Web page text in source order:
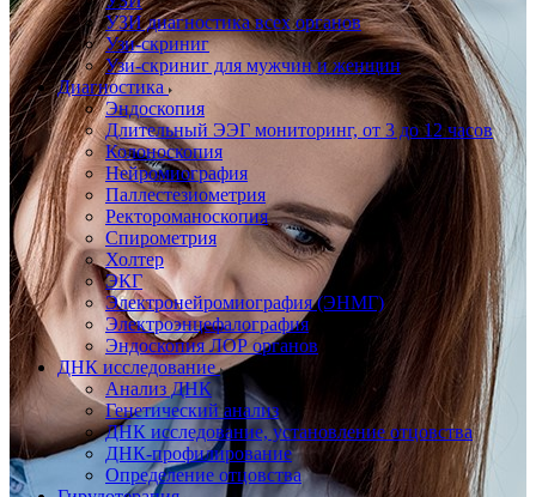
УЗИ диагностика всех органов
Узи-скриниг
Узи-скриниг для мужчин и женщин
Диагностика
Эндоскопия
Длительный ЭЭГ мониторинг, от 3 до 12 часов
Колоноскопия
Нейромиография
Паллестезиометрия
Ректороманоскопия
Спирометрия
Холтер
ЭКГ
Электронейромиография (ЭНМГ)
Электроэнцефалография
Эндоскопия ЛОР органов
ДНК исследование
Анализ ДНК
Генетический анализ
ДНК исследование, установление отцовства
ДНК-профилирование
Определение отцовства